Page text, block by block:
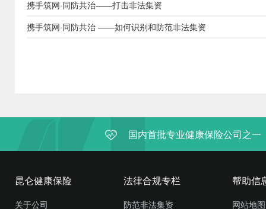
携手筑网·同防共治——打击非法集资
携手筑网·同防共治 ——如何识别和防范非法集资
国内首批专业健康保险公司之一
昆仑健康保险
关于公司
法律合规专栏
防范非法集资
帮助信
网站地图